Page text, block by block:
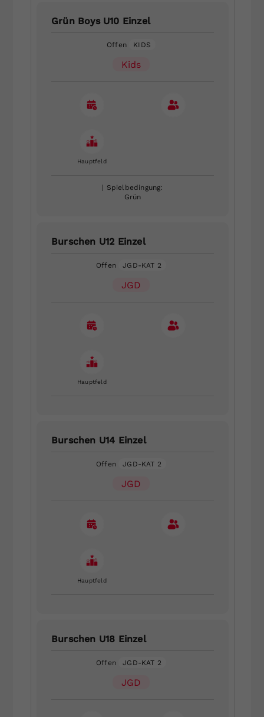
Grün Boys U10 Einzel
Offen KIDS
Kids
Hauptfeld
| Spielbedingung:
Grün
Burschen U12 Einzel
Offen JGD-KAT 2
JGD
Hauptfeld
Burschen U14 Einzel
Offen JGD-KAT 2
JGD
Hauptfeld
Burschen U18 Einzel
Offen JGD-KAT 2
JGD